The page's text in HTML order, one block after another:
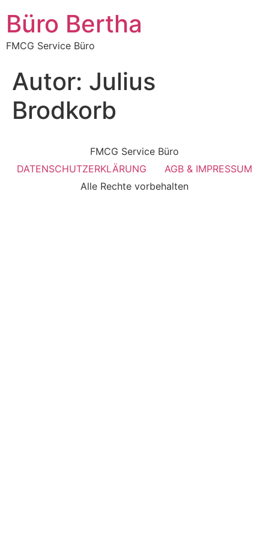
Büro Bertha
FMCG Service Büro
Autor: Julius
Brodkorb
FMCG Service Büro
DATENSCHUTZERKLÄRUNG
AGB & IMPRESSUM
Alle Rechte vorbehalten